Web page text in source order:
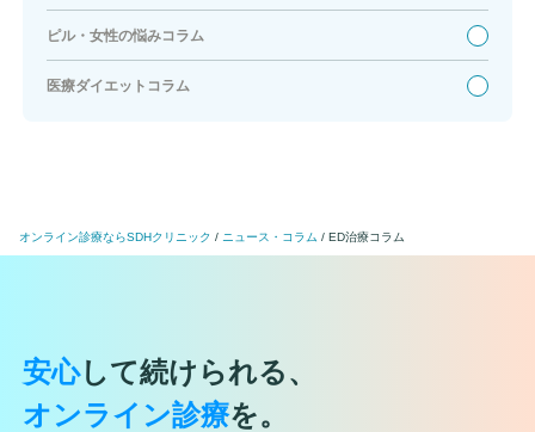
ピル・女性の悩みコラム
医療ダイエットコラム
オンライン診療ならSDHクリニック ニュース・コラム ED治療コラム
安心して続けられる、
オンライン診療を。